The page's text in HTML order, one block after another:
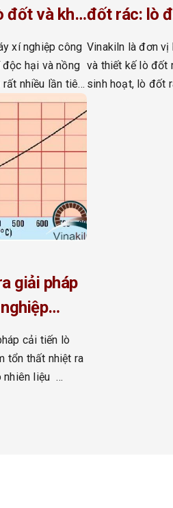
đốt và khí
xí nghiệp công
hại và nồng
nhiều lần tiêu
của các dây
khác nhau
nhau thì các chất
đốt rác: lò
hoạt, lò đốt
nghiệp, lò
Vinakiln là đơn vị
và thiết kế lò đốt
sinh hoạt, lò đốt
giải pháp
nhiệt ra
hao
cải tiến lò
tổn thất nhiệt ra
nhiên liệu